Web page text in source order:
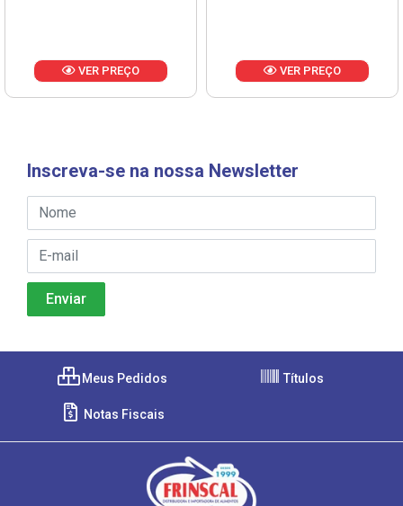
VER PREÇO VER PREÇO
Inscreva-se na nossa Newsletter
Meus Pedidos Títulos
Notas Fiscais